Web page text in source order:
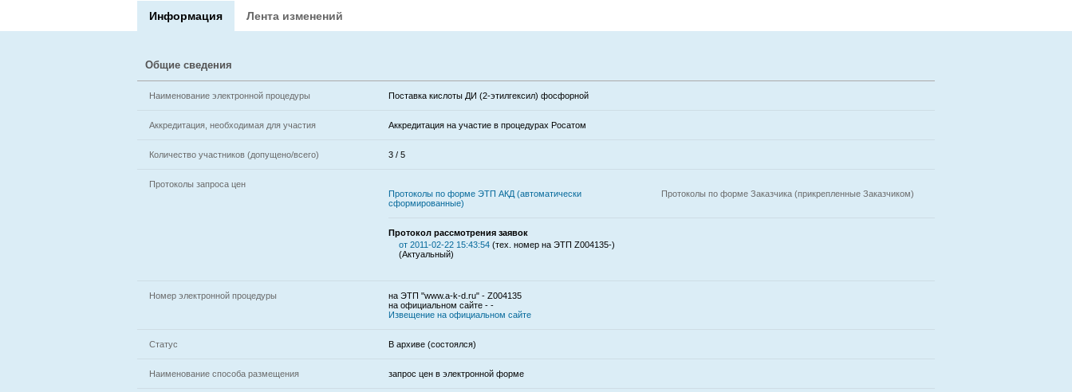
Информация Лента изменений
Общие сведения
Наименование электронной процедуры Поставка кислоты ДИ (2-этилгексил) фосфорной
Аккредитация, необходимая для участия Аккредитация на участие в процедурах Росатом
Количество участников (допущено/всего) 3 / 5
Протоколы запроса цен
Протоколы по форме ЭТП АКД (автоматически
сформированные)
Протоколы по форме Заказчика (прикрепленные Заказчиком)
Протокол рассмотрения заявок
от 2011-02-22 15:43:54 (тех. номер на ЭТП Z004135-)
(Актуальный)
Номер электронной процедуры
на ЭТП "www.a-k-d.ru" - Z004135
на официальном сайте - -
Извещение на официальном сайте
Статус В архиве (состоялся)
Наименование способа размещения запрос цен в электронной форме